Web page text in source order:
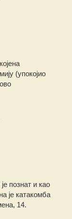
(упокојио
познат и као
је катакомба
14.